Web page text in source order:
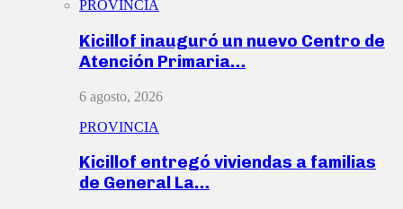
PROVINCIA
Kicillof inauguró un nuevo Centro de
Atención Primaria…
6 agosto, 2026
PROVINCIA
Kicillof entregó viviendas a familias
de General La…